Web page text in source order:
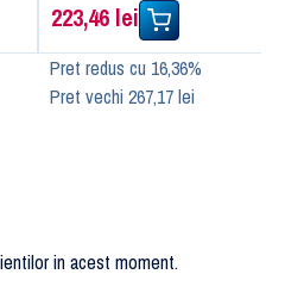
223,46 lei
Pret redus cu 16,36%
Pret vechi 267,17 lei
in acest moment.